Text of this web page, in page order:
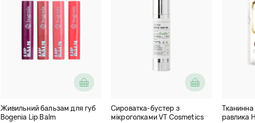
Живильний бальзам для губ
Bogenia Lip Balm
Сироватка-бустер з
мікроголками VT Cosmetics
равлика